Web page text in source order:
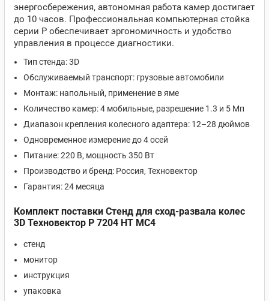
энергосбережения, автономная работа камер достигает
до 10 часов. Профессиональная компьютерная стойка
серии P обеспечивает эргономичность и удобство
управления в процессе диагностики.
Тип стенда: 3D
Обслуживаемый транспорт: грузовые автомобили
Монтаж: напольный, применение в яме
Количество камер: 4 мобильные, разрешение 1.3 и 5 Мп
Диапазон крепления колесного адаптера: 12–28 дюймов
Одновременное измерение до 4 осей
Питание: 220 В, мощность 350 Вт
Производство и бренд: Россия, Техновектор
Гарантия: 24 месяца
Комплект поставки Стенд для сход-развала колес
3D Техновектор P 7204 HT MC4
стенд
монитор
инструкция
упаковка